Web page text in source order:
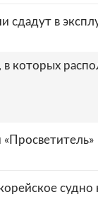
в
в которых